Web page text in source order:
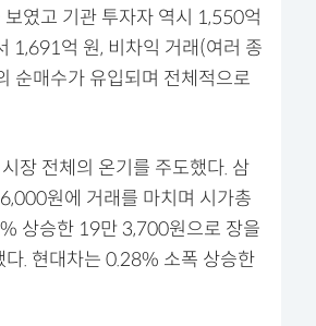
였고 기관 투자자 역시 1,550억
1,691억 원, 비차익 거래(여러 종
순매수가 유입되며 전체적으로
장 전체의 온기를 주도했다. 삼
원에 거래를 마치며 시가총
상승한 19만 3,700원으로 장을
. 현대차는 0.28% 소폭 상승한